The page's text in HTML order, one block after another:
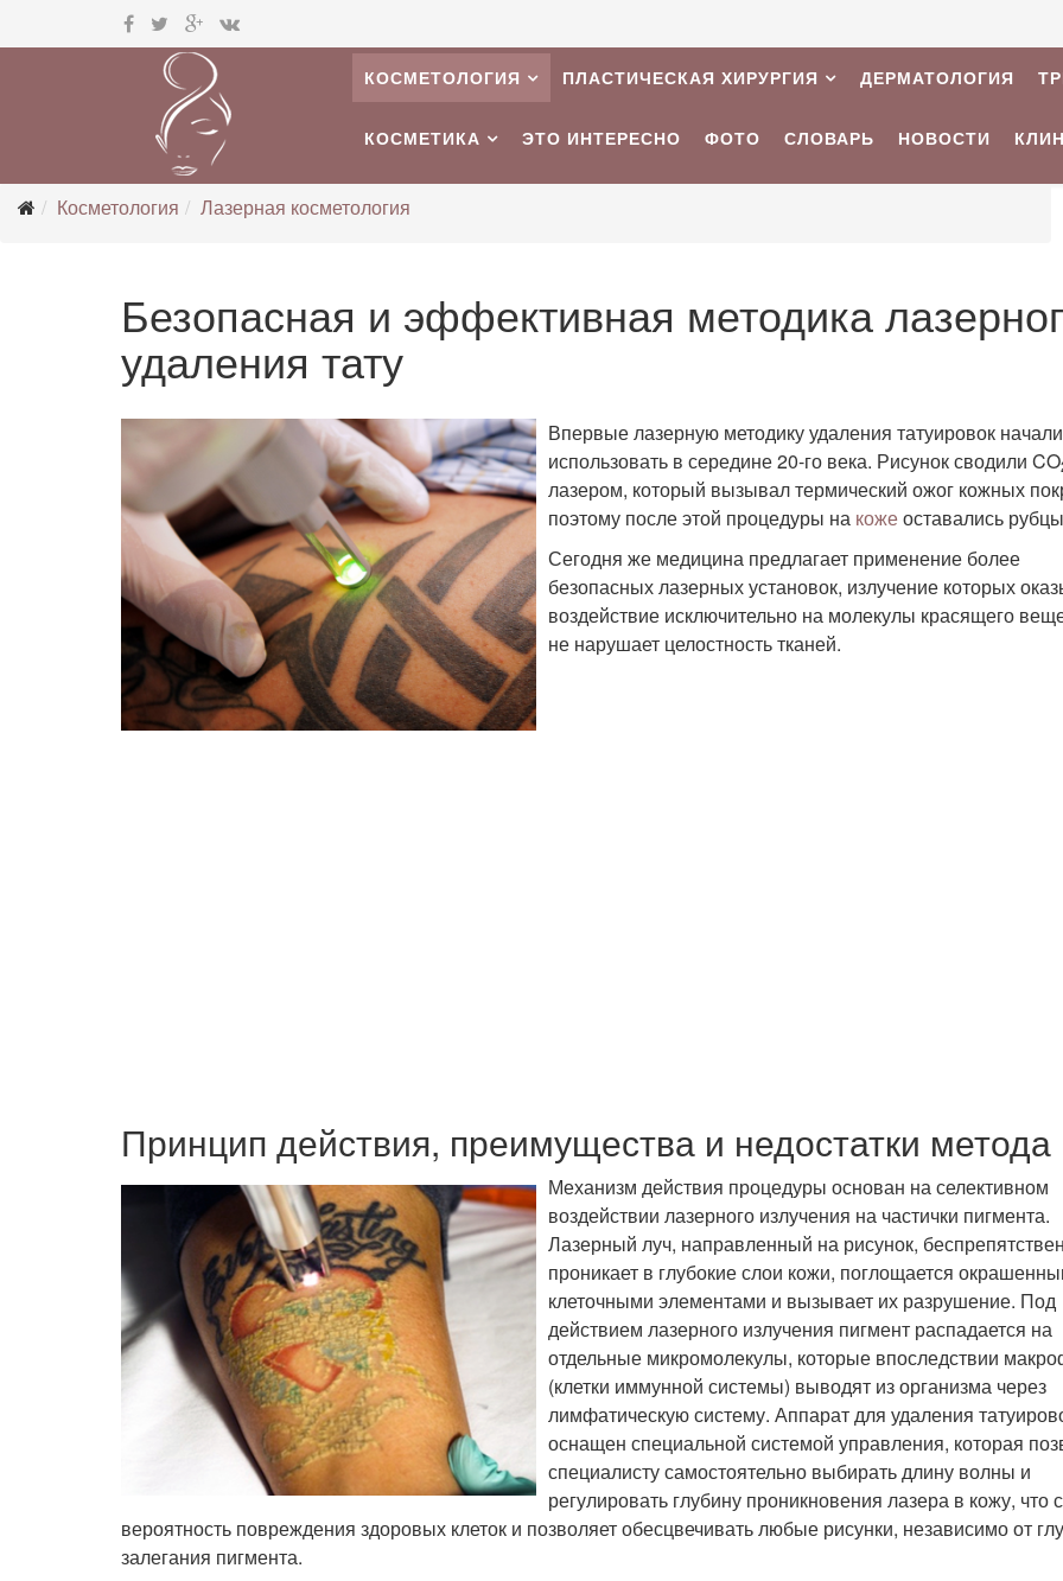
КОСМЕТОЛОГИЯ ПЛАСТИЧЕСКАЯ ХИРУРГИЯ ДЕРМАТОЛОГИЯ
КОСМЕТИКА ЭТО ИНТЕРЕСНО ФОТО СЛОВАРЬ НОВОСТИ
Косметология Лазерная косметология
Безопасная и эффективная методика
удаления тату
Впервые лазерную методику удаления татуировок начали
использовать в середине 20-го века. Рисунок сводили CO
лазером, который вызывал термический ожог кожных
поэтому после этой процедуры на кожеоставались
Сегодня же медицина предлагает применение более
безопасных лазерных установок, излучение которых
воздействие исключительно на молекулы красящего
не нарушает целостность тканей.
Принцип действия, преимущества и недостатки метода
Механизм действия процедуры основан на селективном
воздействии лазерного излучения на частички пигмента.
Лазерный луч, направленный на рисунок,
проникает в глубокие слои кожи, поглощается
клеточными элементами и вызывает их разрушение. Под
действием лазерного излучения пигмент распадается на
отдельные микромолекулы, которые впоследствии
(клетки иммунной системы) выводят из организма через
лимфатическую систему. Аппарат для удаления
оснащен специальной системой управления, которая
специалисту самостоятельно выбирать длину волны и
регулировать глубину проникновения лазера в кожу, что
вероятность повреждения здоровых клеток и позволяет обесцвечивать любые рисунки, независимо от
залегания пигмента.